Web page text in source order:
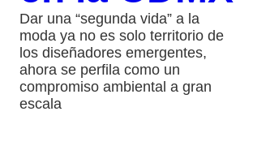
Dar una “segunda vida” a la
moda ya no es solo territorio de
los diseñadores emergentes,
ahora se perfila como un
compromiso ambiental a gran
escala